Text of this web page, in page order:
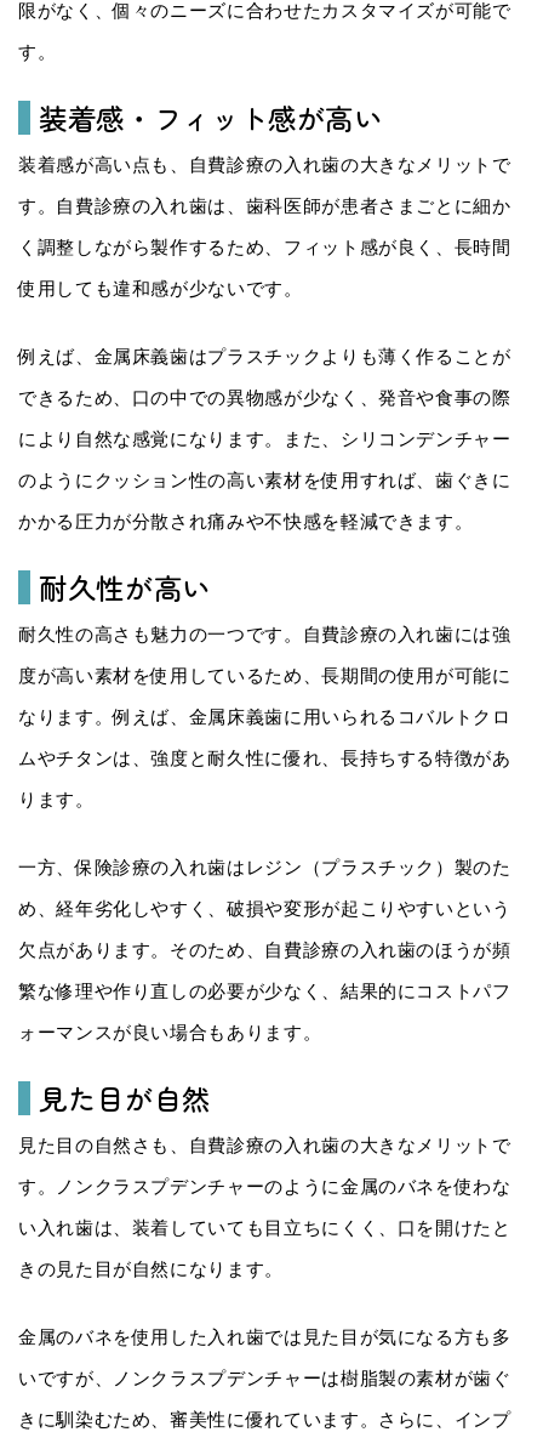
限がなく、個々のニーズに合わせたカスタマイズが可能で
す。
装着感・フィット感が高い
装着感が高い点も、自費診療の入れ歯の大きなメリットで
す。自費診療の入れ歯は、歯科医師が患者さまごとに細か
く調整しながら製作するため、フィット感が良く、長時間
使用しても違和感が少ないです。
例えば、金属床義歯はプラスチックよりも薄く作ることが
できるため、口の中での異物感が少なく、発音や食事の際
により自然な感覚になります。また、シリコンデンチャー
のようにクッション性の高い素材を使用すれば、歯ぐきに
かかる圧力が分散され痛みや不快感を軽減できます。
耐久性が高い
耐久性の高さも魅力の一つです。自費診療の入れ歯には強
度が高い素材を使用しているため、長期間の使用が可能に
なります。例えば、金属床義歯に用いられるコバルトクロ
ムやチタンは、強度と耐久性に優れ、長持ちする特徴があ
ります。
一方、保険診療の入れ歯はレジン（プラスチック）製のた
め、経年劣化しやすく、破損や変形が起こりやすいという
欠点があります。そのため、自費診療の入れ歯のほうが頻
繁な修理や作り直しの必要が少なく、結果的にコストパフ
ォーマンスが良い場合もあります。
見た目が自然
見た目の自然さも、自費診療の入れ歯の大きなメリットで
す。ノンクラスプデンチャーのように金属のバネを使わな
い入れ歯は、装着していても目立ちにくく、口を開けたと
きの見た目が自然になります。
金属のバネを使用した入れ歯では見た目が気になる方も多
いですが、ノンクラスプデンチャーは樹脂製の素材が歯ぐ
きに馴染むため、審美性に優れています。さらに、インプ